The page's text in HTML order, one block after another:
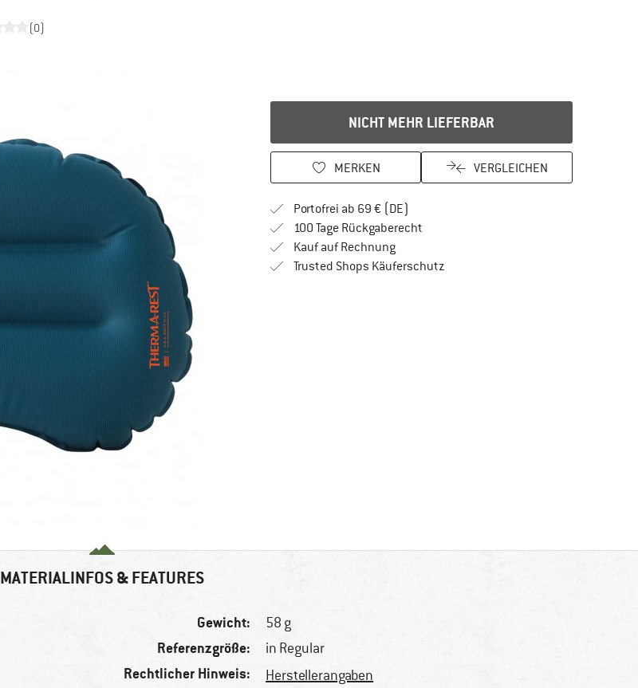
(0)
NICHT MEHR LIEFERBAR
MERKEN VERGLEICHEN
Portofrei ab 69 € (DE)
100 Tage RückgaberechtGehe hier zu den Rückgabe-Richtlinien
Kauf auf RechnungFinde die Zahlungs-Infos hier! Öffnet sich in
Trusted Shops KäuferschutzFinde alle Infos hier!
MATERIALINFOS & FEATURES
Gewicht: 58 g
Referenzgröße: in Regular
Rechtlicher Hinweis: Herstellerangaben